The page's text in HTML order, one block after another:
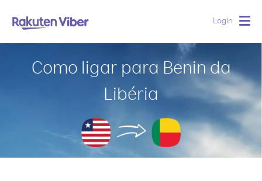
Login
Como ligar para Benin da
Libéria